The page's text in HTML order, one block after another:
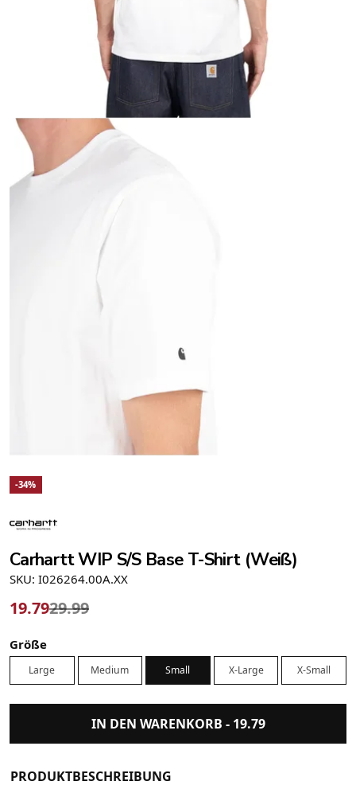
-34%
Carhartt WIP S/S Base T-Shirt (Weiß)
SKU: I026264.00A.XX
19.7929.99
Größe
Large Medium Small X-Large X-Small
IN DEN WARENKORB - 19.79
PRODUKTBESCHREIBUNG